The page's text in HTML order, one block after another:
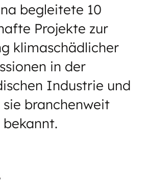
begleitete 10
Projekte zur
klimaschädlicher
in der
Industrie und
branchenweit
bekannt.